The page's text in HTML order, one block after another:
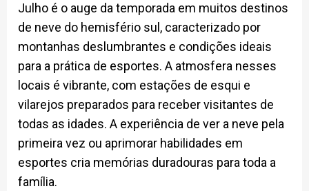
Julho é o auge da temporada em muitos destinos
de neve do hemisfério sul, caracterizado por
montanhas deslumbrantes e condições ideais
para a prática de esportes. A atmosfera nesses
locais é vibrante, com estações de esqui e
vilarejos preparados para receber visitantes de
todas as idades. A experiência de ver a neve pela
primeira vez ou aprimorar habilidades em
esportes cria memórias duradouras para toda a
família.